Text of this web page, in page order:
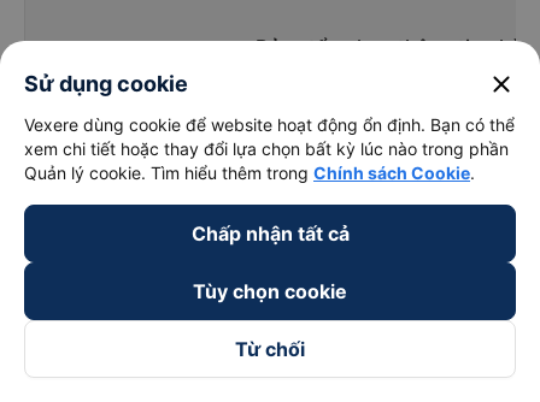
Bảng tổng hợp thông tin nhà
Giờ
chạy
Kim Anh 16:45 - 17:31 Nam Kỳ Khởi Nghĩa
Sử dụng cookie close
Vexere dùng cookie để website hoạt động ổn định. Bạn có thể
xem chi tiết hoặc thay đổi lựa chọn bất kỳ lúc nào trong phần
Quản lý cookie. Tìm hiểu thêm trong Chính sách Cookie.
Chấp nhận tất cả
Tùy chọn cookie
Từ chối